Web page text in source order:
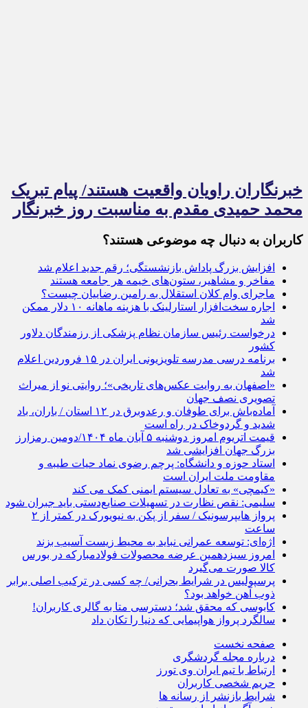
خبرنگاران راویان واقعیت هستند/ پیام تبریک
محمد حمیدی مقدم به مناسبت روز خبرنگار
کاربران به دنبال چه موضوعی هستند؟
افزایش بزرگ پاداش بازنشستگی؛ رقم جدید اعلام شد
مفاخر و مشاهیر، ستون‌های خیمه هر جامعه‌ هستند
ماجرای وام کلان استقلال به رامین رضاییان چیست؟
اجاره سخت‌افزار استارلینک با هزینه ماهانه ۱۰ دلار ممکن
شد
درخواست رئیس سازمان نظام پزشکی از رزمندگان دلاور
کشور
برنامه درسی مدرسه تلویزیونی ایران در ۱۵ فروردین اعلام
شد
«اصفهان به روایت عکس‌های تاریخی»؛ روایتی نو از میراث
تصویری نصف جهان
آماده‌باش برای طوفان و رعدوبرق در ۱۲ استان / باران، باد
شدید و گردوخاک در راه است
قیمت اتریوم امروز دوشنبه ۵ آبان ماه ۱۴۰۴/دومین رمزارز
بزرگ جهان افزایشی شد
استاد حوزه و دانشگاه: پرچم رضوی نماد حیات طیبه و
مقاومت ملت ایران است
«کیمچی» به تعادل سیستم ایمنی کمک می کند
سلیمی: نقص نظارت در تسهیلات صنایع‌دستی باید جبران شود
پرواز هایپرسونیک / سفر از پکن به نیویورک در کمتر از ۲
ساعت
اژه‌ای: توسعه عمرانی نباید به محیط زیست آسیب بزند
امروز سیزدهمین عرضه محصولات فولادمبارکه در بورس
کالا صورت می‌گیرد
پرسپولیس در شرایط بحرانی/ چه کسی در ترکیب اصلی برابر
ذوب آهن خواهد بود؟
کابوسی که محقق شد؛ دسترسی متا به گالری کاربران!
سالگرد پرواز هواپیمایی که دنیا را تکان داد
صفحه نخست
درباره مجله گردشگری
ارتباط با تیم ایران وی تورز
حریم شخصی کاربران
شرایط بازنشر از رسانه ها